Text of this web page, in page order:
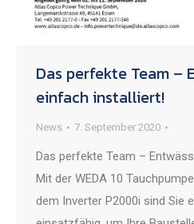
Das perfekte Team –
einfach installiert!
News 7. September 2020
Das perfekte Team –
Mit der WEDA 10
dem Inverter P2000i sind Sie